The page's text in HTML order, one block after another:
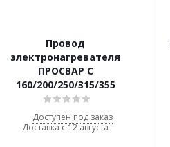
Провод
электронагревателя
ПРОСВАР С
160/200/250/315/355
Доступен под заказ
Доставка с 12 августа